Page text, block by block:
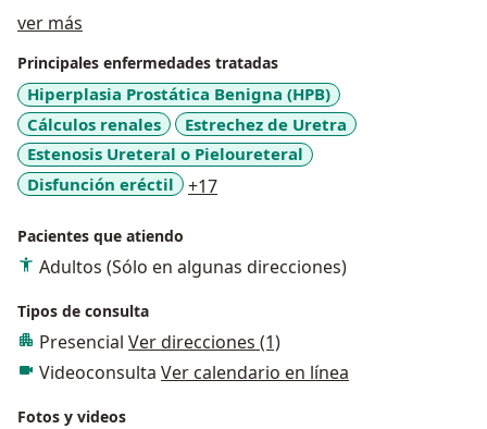
ver más
Principales enfermedades tratadas
Hiperplasia Prostática Benigna (HPB)
Cálculos renales
Estrechez de Uretra
Estenosis Ureteral o Pieloureteral
Disfunción eréctil
+17a11y_sr_more_diseases
Pacientes que atiendo
Adultos (Sólo en algunas direcciones)
Tipos de consulta
Presencial Ver direcciones (1)
Videoconsulta Ver calendario en línea
Fotos y videos